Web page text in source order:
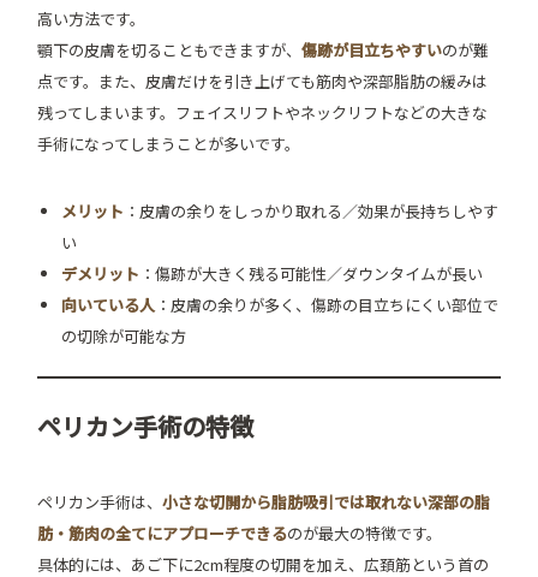
高い方法です。
顎下の皮膚を切ることもできますが、傷跡が目立ちやすいのが難
点です。また、皮膚だけを引き上げても筋肉や深部脂肪の緩みは
残ってしまいます。フェイスリフトやネックリフトなどの大きな
手術になってしまうことが多いです。
メリット ：皮膚の余りをしっかり取れる／効果が長持ちしやす
い
デメリット ：傷跡が大きく残る可能性／ダウンタイムが長い
向いている人：皮膚の余りが多く、傷跡の目立ちにくい部位で
の切除が可能な方
ペリカン手術の特徴
ペリカン手術は、小さな切開から脂肪吸引では取れない深部の脂
肪・筋肉の全てにアプローチできるのが最大の特徴です。
具体的には、あご下に2cm程度の切開を加え、広頚筋という首の